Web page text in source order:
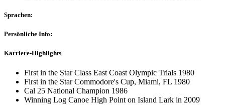
Sprachen:
Persönliche Info:
Karriere-Highlights
First in the Star Class East Coast Olympic Trials 1980
First in the Star Commodore's Cup, Miami, FL 1980
Cal 25 National Champion 1986
Winning Log Canoe High Point on Island Lark in 2009